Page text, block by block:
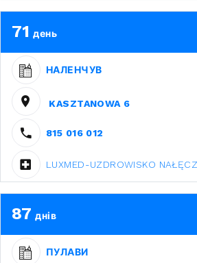
71 день
НАЛЕНЧУВ
KASZTANOWA 6
815 016 012
LUXMED-UZDROWISKO
87 днів
ПУЛАВИ